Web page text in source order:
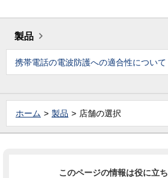
製品
携帯電話の電波防護への適合性について
ホーム 製品 店舗の選択
このページの情報は役に立